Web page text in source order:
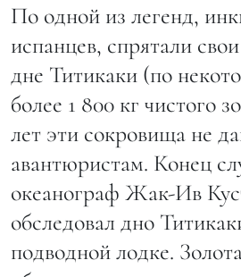
По одной из легенд,
испанцев, спрятали
дне Титикаки (по
более 1 800 кг чистого
лет эти сокровища не
авантюристам. Конец
океанограф Жак-Ив
обследовал дно
подводной лодке.